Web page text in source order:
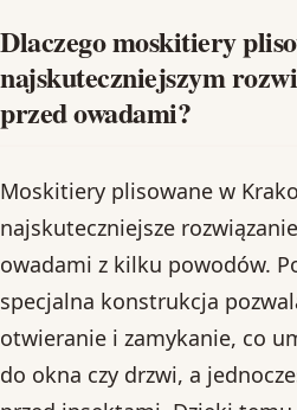
Dlaczego moskitiery
najskuteczniejszym
przed owadami?
Moskitiery plisowane w
najskuteczniejsze
owadami z kilku powodów.
specjalna konstrukcja
otwieranie i zamykanie, co
do okna czy drzwi, a